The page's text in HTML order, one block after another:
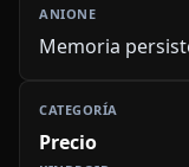
Memoria
Precio